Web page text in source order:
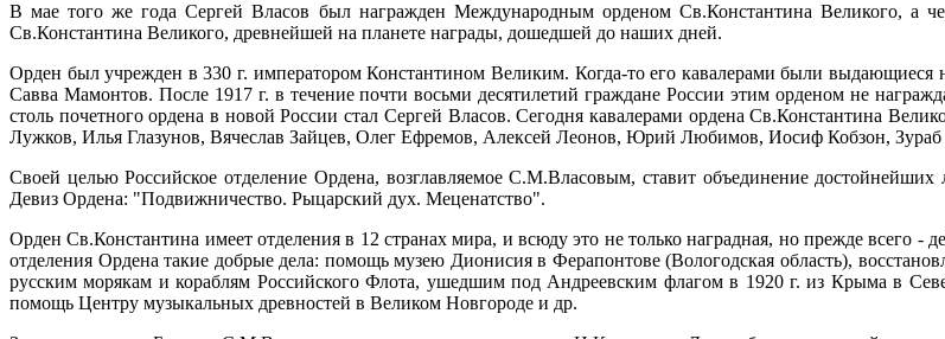
В мае того же года Сергей Власов был награжден Международным орденом Св.Константина Великого, а
Св.Константина Великого, древнейшей на планете награды, дошедшей до наших дней.
Орден был учрежден в 330 г. императором Константином Великим. Когда-то его кавалерами были
Савва Мамонтов. После 1917 г. в течение почти восьми десятилетий граждане России этим орденом не
столь почетного ордена в новой России стал Сергей Власов. Сегодня кавалерами ордена Св.Константина
Лужков, Илья Глазунов, Вячеслав Зайцев, Олег Ефремов, Алексей Леонов, Юрий Любимов, Иосиф Кобзон, Зураб
Своей целью Российское отделение Ордена, возглавляемое С.М.Власовым, ставит объединение
Девиз Ордена: "Подвижничество. Рыцарский дух. Меценатство".
Орден Св.Константина имеет отделения в 12 странах мира, и всюду это не только наградная, но прежде всего -
отделения Ордена такие добрые дела: помощь музею Дионисия в Ферапонтове (Вологодская область),
русским морякам и кораблям Российского Флота, ушедшим под Андреевским флагом в 1920 г. из Крыма в
помощь Центру музыкальных древностей в Великом Новгороде и др.